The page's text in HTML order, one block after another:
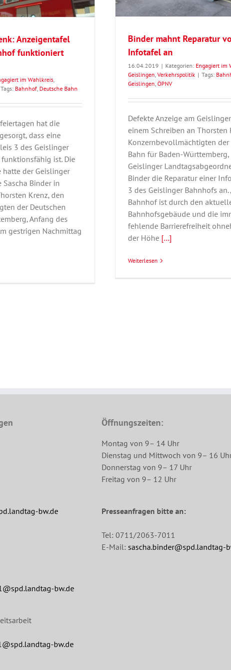
Anzeigentafel
funktioniert
im Wahlkreis,
Tags: Bahnhof, Deutsche Bahn
hat die
dass eine
3 des Geislinger
ist. Die
hatte der Geislinger
Binder in
Krenz, den
der Deutschen
Anfang des
gestrigen Nachmittag
Binder mahnt Reparatur
Infotafel an
16.04.2019 | Kategorien: Engagiert im
Geislingen, Verkehrspolitik | Tags:
Geislingen, ÖPNV
Defekte Anzeige am
einem Schreiben an Thorsten
Konzernbevollmächtigten der
Bahn für Baden-
Geislinger
Binder die Reparatur einer
3 des Geislinger Bahnhofs an.
Bahnhof ist durch den
Bahnhofsgebäude und die
fehlende Barrierefreiheit
der Höhe [...]
Weiterlesen
bw.de
bw.de
bw.de
Öffnungszeiten:
Montag von 9– 14 Uhr
Dienstag und Mittwoch von 9– 16
Donnerstag von 9– 17 Uhr
Freitag von 9– 12 Uhr
Presseanfragen bitte an:
Tel: 0711/2063-7011
E-Mail:sascha.binder@spd.landtag-